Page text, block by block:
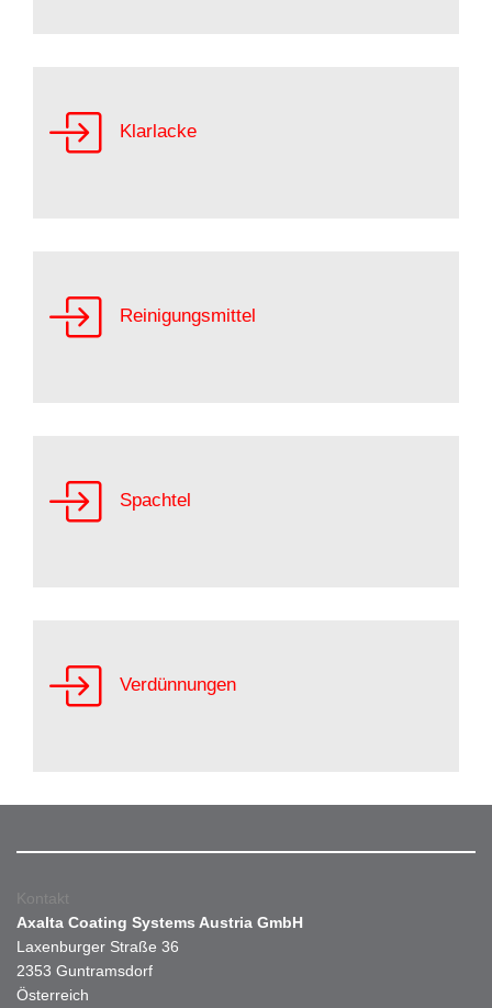
Klarlacke
Reinigungsmittel
Spachtel
Verdünnungen
Kontakt
Axalta Coating Systems Austria GmbH
Laxenburger Straße 36
2353 Guntramsdorf
Österreich